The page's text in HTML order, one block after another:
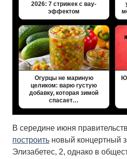
2026: 7 стрижек с вау-
эффектом
Огурцы не мариную
целиком: варю густую
добавку, которая зимой
спасает…
В середине июня
построить новый концертный
Элизабетес, 2, однако в